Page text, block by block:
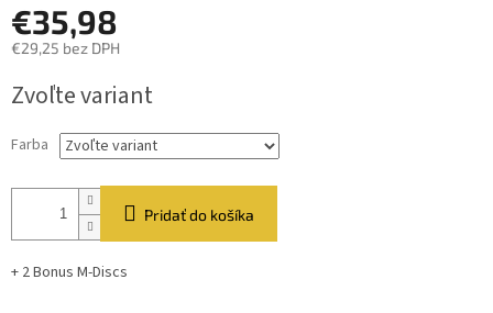
€35,98
€29,25 bez DPH
cena:
Zvoľte variant
Farba
Pridať do košíka
+ 2 Bonus M-Discs